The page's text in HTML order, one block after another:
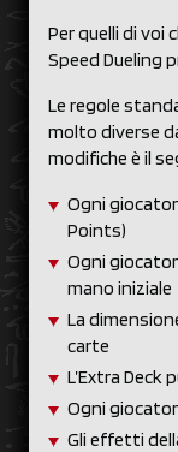
Per quelli di voi
Speed Dueling
Le regole
molto diverse
modifiche è il
Ogni
Points)
Ogni
mano iniziale
La
carte
L’Extra Deck
Ogni
Gli effetti